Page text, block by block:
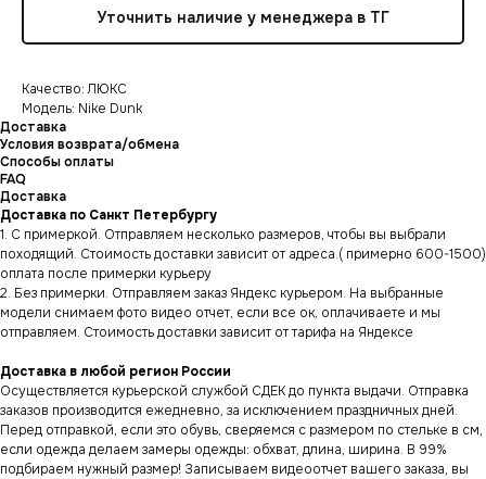
Уточнить наличие у менеджера в ТГ
Качество: ЛЮКС
Модель: Nike Dunk
Доставка
Условия возврата/обмена
Способы оплаты
FAQ
Доставка
Доставка по Санкт Петербургу
1. С примеркой. Отправляем несколько размеров, чтобы вы выбрали
походящий. Стоимость доставки зависит от адреса.( примерно 600-1500)
оплата после примерки курьеру
2. Без примерки. Отправляем заказ Яндекс курьером. На выбранные
модели снимаем фото видео отчет, если все ок, оплачиваете и мы
отправляем. Стоимость доставки зависит от тарифа на Яндексе
Доставка в любой регион России
Осуществляется курьерской службой СДЕК до пункта выдачи. Отправка
заказов производится ежедневно, за исключением праздничных дней.
Перед отправкой, если это обувь, сверяемся с размером по стельке в см,
если одежда делаем замеры одежды: обхват, длина, ширина. В 99%
подбираем нужный размер! Записываем видеоотчет вашего заказа, вы